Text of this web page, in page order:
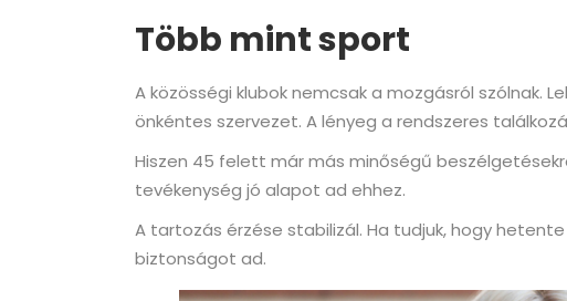
Több mint sport
A közösségi klubok nemcsak a mozgásról szólnak.
önkéntes szervezet. A lényeg a rendszeres
Hiszen 45 felett már más minőségű
tevékenység jó alapot ad ehhez.
A tartozás érzése stabilizál. Ha tudjuk, hogy
biztonságot ad.